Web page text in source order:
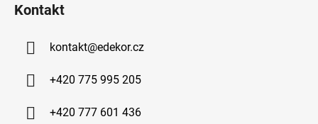
Kontakt
kontakt@edekor.cz
+420 775 995 205
+420 777 601 436